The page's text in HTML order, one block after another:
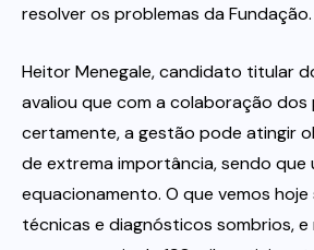
resolver os problemas da Fundação.
Heitor Menegale, candidato titular
avaliou que com a colaboração
certamente, a gestão pode atingir
de extrema importância, sendo que
equacionamento. O que vemos
técnicas e diagnósticos sombrios, e